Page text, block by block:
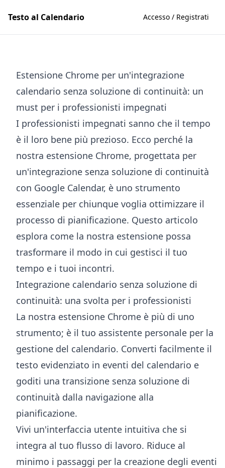
Testo al Calendario Accesso / Registrati
Estensione Chrome per un'integrazione
calendario senza soluzione di continuità: un
must per i professionisti impegnati
I professionisti impegnati sanno che il tempo
è il loro bene più prezioso. Ecco perché la
nostra estensione Chrome, progettata per
un'integrazione senza soluzione di continuità
con Google Calendar, è uno strumento
essenziale per chiunque voglia ottimizzare il
processo di pianificazione. Questo articolo
esplora come la nostra estensione possa
trasformare il modo in cui gestisci il tuo
tempo e i tuoi incontri.
Integrazione calendario senza soluzione di
continuità: una svolta per i professionisti
La nostra estensione Chrome è più di uno
strumento; è il tuo assistente personale per la
gestione del calendario. Converti facilmente il
testo evidenziato in eventi del calendario e
goditi una transizione senza soluzione di
continuità dalla navigazione alla
pianificazione.
Vivi un'interfaccia utente intuitiva che si
integra al tuo flusso di lavoro. Riduce al
minimo i passaggi per la creazione degli eventi